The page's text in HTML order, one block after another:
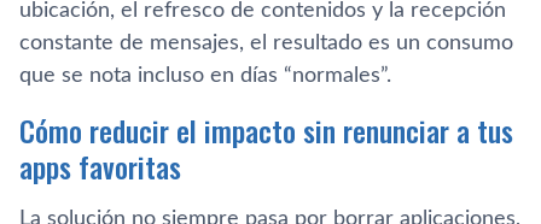
ubicación, el refresco de contenidos y la recepción
constante de mensajes, el resultado es un consumo
que se nota incluso en días “normales”.
Cómo reducir el impacto sin renunciar a tus
apps favoritas
La solución no siempre pasa por borrar aplicaciones,